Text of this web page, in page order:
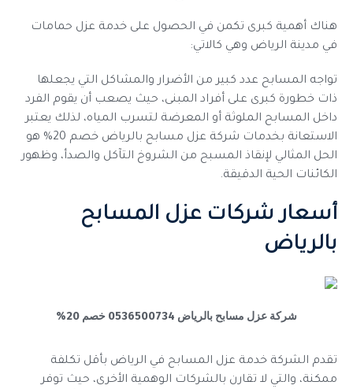
هناك أهمية كبرى تكمن في الحصول على خدمة عزل حمامات
في مدينة الرياض وهي كالاتي:
تواجه المسابح عدد كبير من الأضرار والمشاكل التي يجعلها
ذات خطورة كبرى على أفراد المبنى، حيث يصعب أن يقوم الفرد
داخل المسابح الملوثة أو المعرضة لتسرب المياه، لذلك يعتبر
الاستعانة بخدمات شركة عزل مسابح بالرياض خصم 20% هو
الحل المثالي لإنقاذ المسبح من الشروخ التآكل والصدأ، وظهور
الكائنات الحية الدقيقة.
أسعار شركات عزل المسابح
بالرياض
شركة عزل مسابح بالرياض 0536500734 خصم 20%
تقدم الشركة خدمة عزل المسابح في الرياض بأقل تكلفة
ممكنة، والتي لا تقارن بالشركات الوهمية الأخرى، حيث توفر